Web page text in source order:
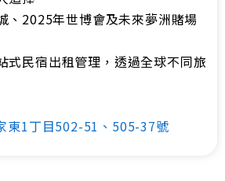
、2025年世博會及未來夢洲賭場
式民宿出租管理，透過全球不同旅
東1丁目502-51、505-37號